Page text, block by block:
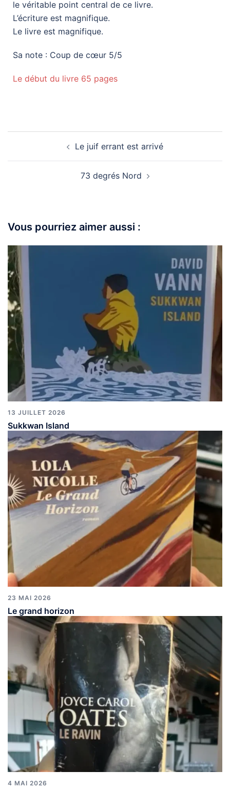
le véritable point central de ce livre.
L’écriture est magnifique.
Le livre est magnifique.
Sa note : Coup de cœur 5/5
Le début du livre 65 pages
Le juif errant est arrivé
73 degrés Nord
Vous pourriez aimer aussi :
13 JUILLET 2026
Sukkwan Island
23 MAI 2026
Le grand horizon
4 MAI 2026